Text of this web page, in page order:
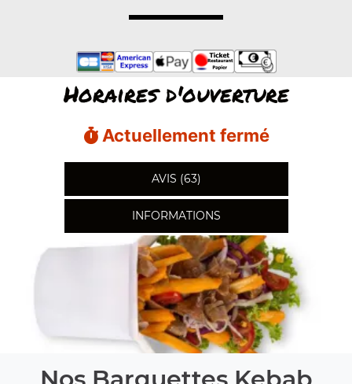
Horaires d'ouverture
Actuellement fermé
AVIS (63)
INFORMATIONS